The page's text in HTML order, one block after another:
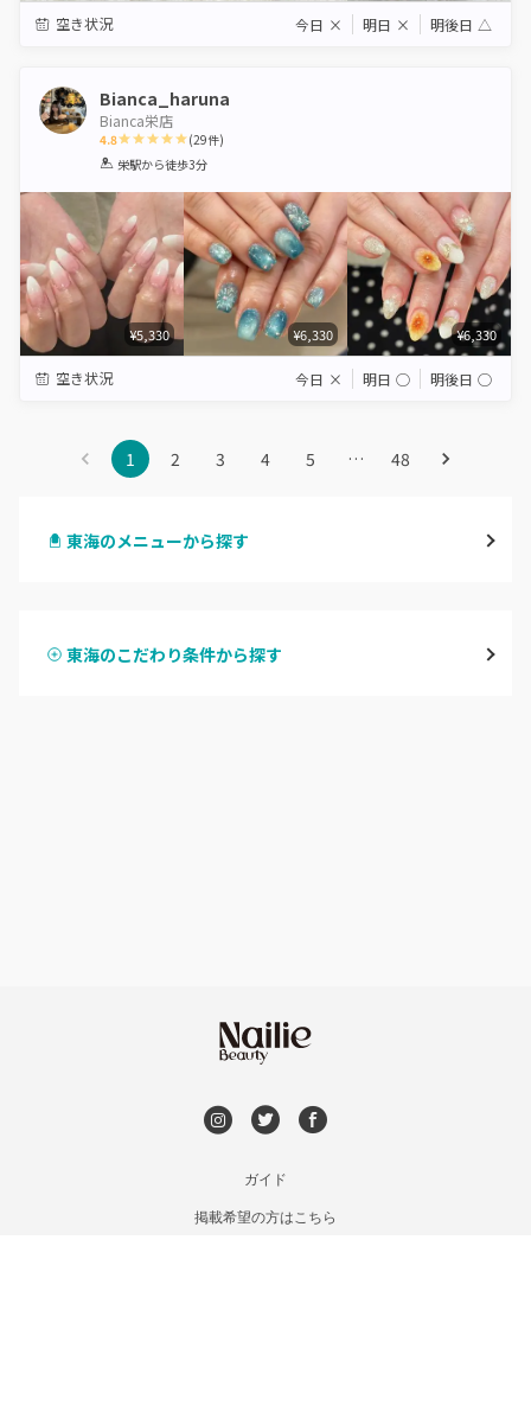
空き状況 今日 × 明日 × 明後日 △
Bianca_haruna
Bianca栄店
4.8
1 2 3 4 5
(29件)
栄駅から徒歩3分
¥5,330 ¥6,330 ¥6,330
空き状況 今日 × 明日 ◯ 明後日 ◯
1 2 3 4 5 … 48
東海のメニューから探す
東海のこだわり条件から探す
ガイド
掲載希望の方はこちら